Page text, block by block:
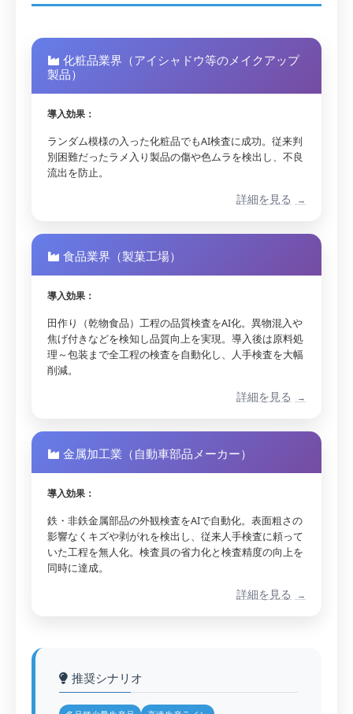
化粧品業界（アイシャドウ等のメイクアップ
製品）
導入効果：
ランダム模様の入った化粧品でもAI検査に成功。従来判
別困難だったラメ入り製品の傷や色ムラを検出し、不良
流出を防止。
詳細を見る
食品業界（製菓工場）
導入効果：
田作り（乾物食品）工程の品質検査をAI化。異物混入や
焦げ付きなどを検知し品質向上を実現。導入後は原料処
理～包装まで全工程の検査を自動化し、人手検査を大幅
削減。
詳細を見る
金属加工業（自動車部品メーカー）
導入効果：
鉄・非鉄金属部品の外観検査をAIで自動化。表面粗さの
影響なくキズや剥がれを検出し、従来人手検査に頼って
いた工程を無人化。検査員の省力化と検査精度の向上を
同時に達成。
詳細を見る
推奨シナリオ